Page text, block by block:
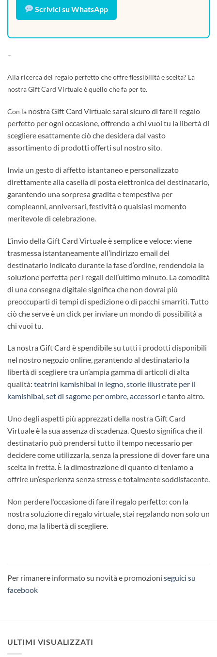
Scrivici su WhatsApp
–
Alla ricerca del regalo perfetto che offre flessibilità e scelta? La
nostra Gift Card Virtuale è quello che fa per te.
Con la nostra Gift Card Virtuale sarai sicuro di fare il regalo
perfetto per ogni occasione, offrendo a chi vuoi tu la libertà di
scegliere esattamente ciò che desidera dal vasto
assortimento di prodotti offerti sul nostro sito.
Invia un gesto di affetto istantaneo e personalizzato
direttamente alla casella di posta elettronica del destinatario,
garantendo una sorpresa gradita e tempestiva per
compleanni, anniversari, festività o qualsiasi momento
meritevole di celebrazione.
L’invio della Gift Card Virtuale è semplice e veloce: viene
trasmessa istantaneamente all’indirizzo email del
destinatario indicato durante la fase d’ordine, rendendola la
soluzione perfetta per i regali dell’ultimo minuto. La comodità
di una consegna digitale significa che non dovrai più
preoccuparti di tempi di spedizione o di pacchi smarriti. Tutto
ciò che serve è un click per inviare un mondo di possibilità a
chi vuoi tu.
La nostra Gift Card è spendibile su tutti i prodotti disponibili
nel nostro negozio online, garantendo al destinatario la
libertà di scegliere tra un’ampia gamma di articoli di alta
qualità: teatrini kamishibai in legno,storie illustrate per il
kamishibai,set di sagome per ombre,accessori e tanto altro.
Uno degli aspetti più apprezzati della nostra Gift Card
Virtuale è la sua assenza di scadenza. Questo significa che il
destinatario può prendersi tutto il tempo necessario per
decidere come utilizzarla, senza la pressione di dover fare una
scelta in fretta. È la dimostrazione di quanto ci teniamo a
offrire un’esperienza senza stress e totalmente soddisfacente.
Non perdere l’occasione di fare il regalo perfetto: con la
nostra soluzione di regalo virtuale, stai regalando non solo un
dono, ma la libertà di scegliere.
Per rimanere informato su novità e promozioni seguici su
facebook
ULTIMI VISUALIZZATI